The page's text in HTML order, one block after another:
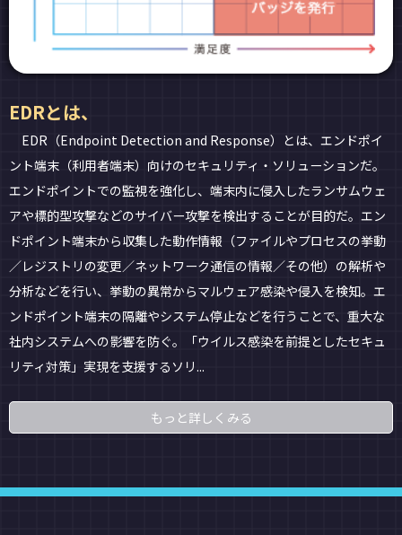
EDRとは、
EDR（Endpoint Detection and Response）とは、エンドポイ
ント端末（利用者端末）向けのセキュリティ・ソリューションだ。
エンドポイントでの監視を強化し、端末内に侵入したランサムウェ
アや標的型攻撃などのサイバー攻撃を検出することが目的だ。エン
ドポイント端末から収集した動作情報（ファイルやプロセスの挙動
／レジストリの変更／ネットワーク通信の情報／その他）の解析や
分析などを行い、挙動の異常からマルウェア感染や侵入を検知。エ
ンドポイント端末の隔離やシステム停止などを行うことで、重大な
社内システムへの影響を防ぐ。「ウイルス感染を前提としたセキュ
リティ対策」実現を支援するソリ...
もっと詳しくみる